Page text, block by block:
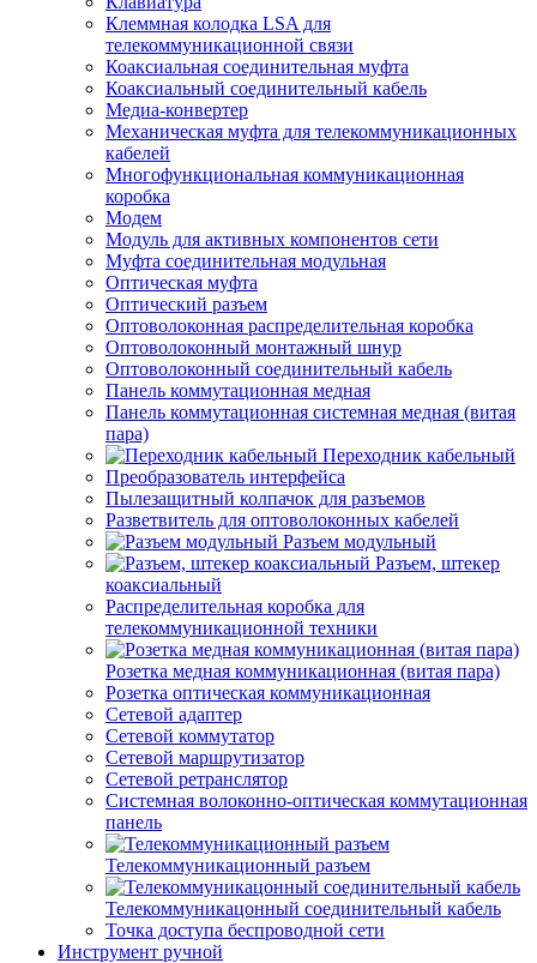
Клеммная колодка LSA для
телекоммуникационной связи
Коаксиальная соединительная муфта
Коаксиальный соединительный кабель
Медиа-конвертер
Механическая муфта для телекоммуникационных
кабелей
Многофункциональная коммуникационная
коробка
Модем
Модуль для активных компонентов сети
Муфта соединительная модульная
Оптическая муфта
Оптический разъем
Оптоволоконная распределительная коробка
Оптоволоконный монтажный шнур
Оптоволоконный соединительный кабель
Панель коммутационная медная
Панель коммутационная системная медная (витая
пара)
Переходник кабельный
Преобразователь интерфейса
Пылезащитный колпачок для разъемов
Разветвитель для оптоволоконных кабелей
Разъем модульный
Разъем, штекер
коаксиальный
Распределительная коробка для
телекоммуникационной техники
Розетка медная коммуникационная (витая пара)
Розетка оптическая коммуникационная
Сетевой адаптер
Сетевой коммутатор
Сетевой маршрутизатор
Сетевой ретранслятор
Системная волоконно-оптическая коммутационная
панель
Телекоммуникационный разъем
Телекоммуникацонный соединительный кабель
Точка доступа беспроводной сети
Инструмент ручной